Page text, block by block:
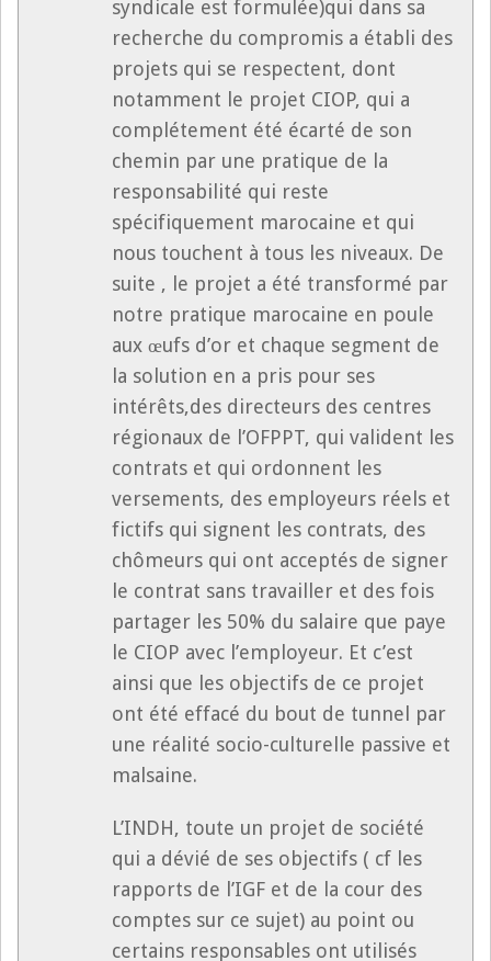
syndicale est formulée)qui dans sa
recherche du compromis a établi des
projets qui se respectent, dont
notamment le projet CIOP, qui a
complétement été écarté de son
chemin par une pratique de la
responsabilité qui reste
spécifiquement marocaine et qui
nous touchent à tous les niveaux. De
suite , le projet a été transformé par
notre pratique marocaine en poule
aux œufs d’or et chaque segment de
la solution en a pris pour ses
intérêts,des directeurs des centres
régionaux de l’OFPPT, qui valident les
contrats et qui ordonnent les
versements, des employeurs réels et
fictifs qui signent les contrats, des
chômeurs qui ont acceptés de signer
le contrat sans travailler et des fois
partager les 50% du salaire que paye
le CIOP avec l’employeur. Et c’est
ainsi que les objectifs de ce projet
ont été effacé du bout de tunnel par
une réalité socio-culturelle passive et
malsaine.
L’INDH, toute un projet de société
qui a dévié de ses objectifs ( cf les
rapports de l’IGF et de la cour des
comptes sur ce sujet) au point ou
certains responsables ont utilisés